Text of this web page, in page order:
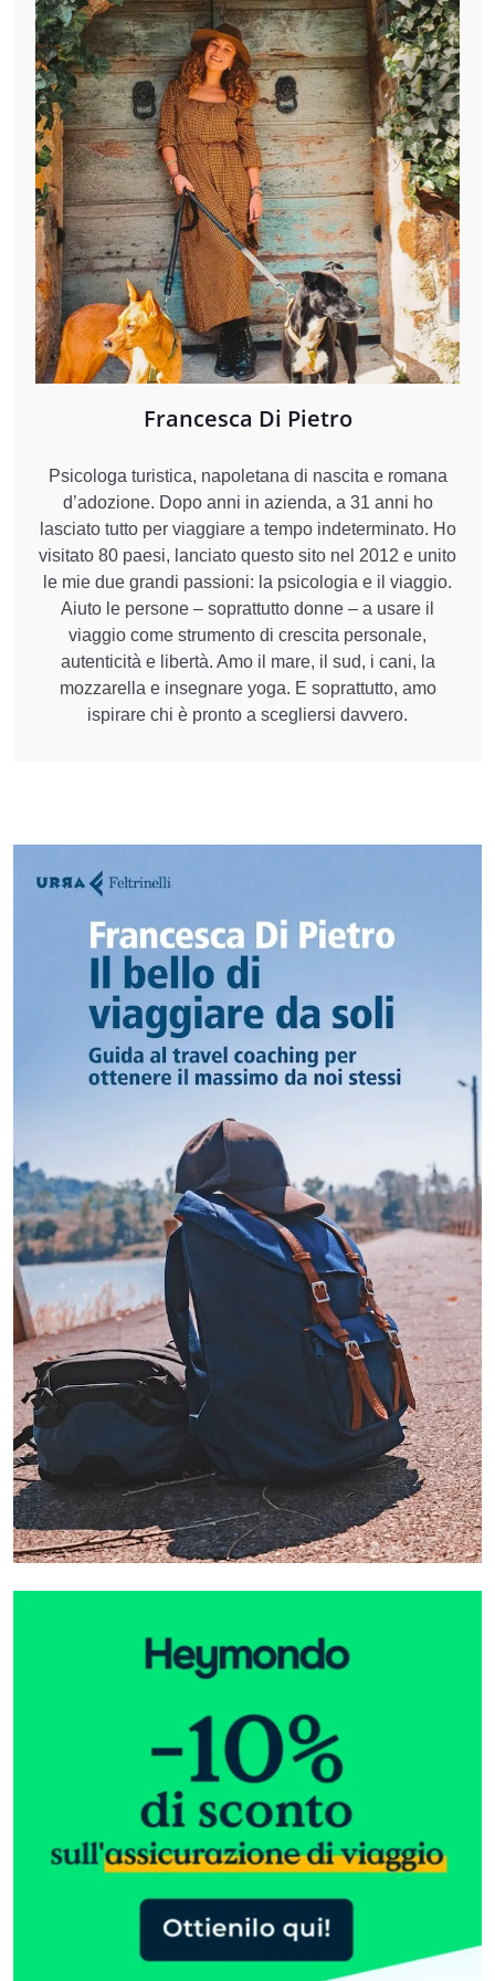
Francesca Di Pietro
Psicologa turistica, napoletana di nascita e romana
d’adozione. Dopo anni in azienda, a 31 anni ho
lasciato tutto per viaggiare a tempo indeterminato. Ho
visitato 80 paesi, lanciato questo sito nel 2012 e unito
le mie due grandi passioni: la psicologia e il viaggio.
Aiuto le persone – soprattutto donne – a usare il
viaggio come strumento di crescita personale,
autenticità e libertà. Amo il mare, il sud, i cani, la
mozzarella e insegnare yoga. E soprattutto, amo
ispirare chi è pronto a scegliersi davvero.